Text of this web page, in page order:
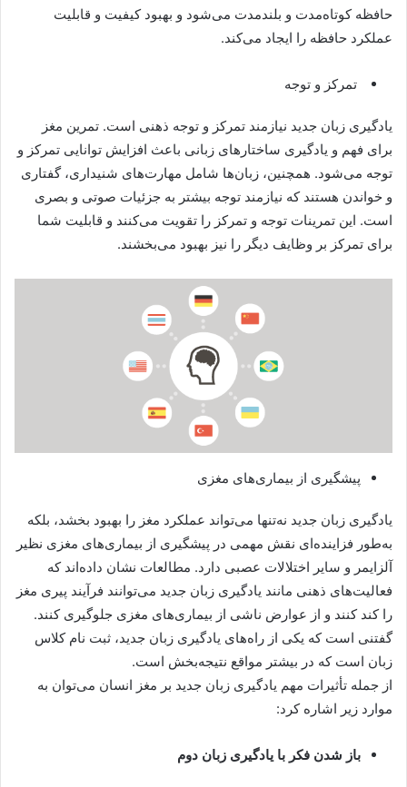
حافظه کوتاه‌مدت و بلندمدت می‌شود و بهبود کیفیت و قابلیت
عملکرد حافظه را ایجاد می‌کند.
تمرکز و توجه
یادگیری زبان جدید نیازمند تمرکز و توجه ذهنی است. تمرین مغز
برای فهم و یادگیری ساختارهای زبانی باعث افزایش توانایی تمرکز و
توجه می‌شود. همچنین، زبان‌ها شامل مهارت‌های شنیداری، گفتاری
و خواندن هستند که نیازمند توجه بیشتر به جزئیات صوتی و بصری
است. این تمرینات توجه و تمرکز را تقویت می‌کنند و قابلیت شما
برای تمرکز بر وظایف دیگر را نیز بهبود می‌بخشند.
پیشگیری از بیماری‌های مغزی
یادگیری زبان جدید نه‌تنها می‌تواند عملکرد مغز را بهبود بخشد، بلکه
به‌طور فزاینده‌ای نقش مهمی در پیشگیری از بیماری‌های مغزی نظیر
آلزایمر و سایر اختلالات عصبی دارد. مطالعات نشان داده‌اند که
فعالیت‌های ذهنی مانند یادگیری زبان جدید می‌توانند فرآیند پیری مغز
را کند کنند و از عوارض ناشی از بیماری‌های مغزی جلوگیری کنند.
گفتنی است که یکی از راه‌های یادگیری زبان جدید، ثبت نام کلاس
زبان است که در بیشتر مواقع نتیجه‌بخش است.
از جمله تأثیرات مهم یادگیری زبان جدید بر مغز انسان می‌توان به
موارد زیر اشاره کرد:
باز شدن فکر با یادگیری زبان دوم